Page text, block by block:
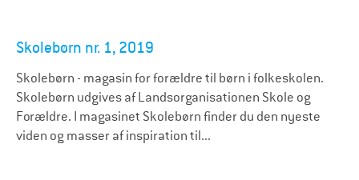
Skolebørn nr. 1, 2019
Skolebørn - magasin for forældre til børn i folkeskolen.
Skolebørn udgives af Landsorganisationen Skole og
Forældre. I magasinet Skolebørn finder du den nyeste
viden og masser af inspiration til...